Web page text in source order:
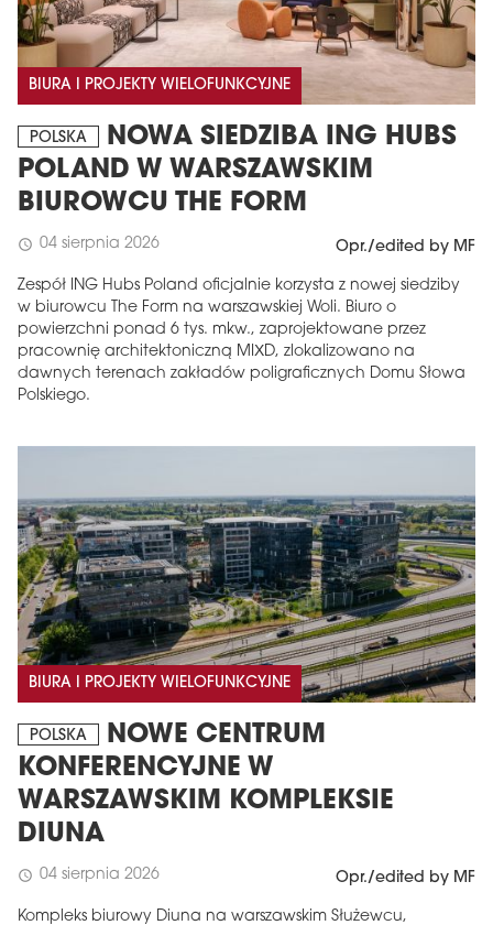
BIURA I PROJEKTY WIELOFUNKCYJNE
POLSKA
NOWA SIEDZIBA ING HUBS
POLAND W WARSZAWSKIM
BIUROWCU THE FORM
schedule 04 sierpnia 2026 Opr./edited by MF
Zespół ING Hubs Poland oficjalnie korzysta z nowej siedziby
w biurowcu The Form na warszawskiej Woli. Biuro o
powierzchni ponad 6 tys. mkw., zaprojektowane przez
pracownię architektoniczną MIXD, zlokalizowano na
dawnych terenach zakładów poligraficznych Domu Słowa
Polskiego.
BIURA I PROJEKTY WIELOFUNKCYJNE
POLSKA
NOWE CENTRUM
KONFERENCYJNE W
WARSZAWSKIM KOMPLEKSIE
DIUNA
schedule 04 sierpnia 2026 Opr./edited by MF
Kompleks biurowy Diuna na warszawskim Służewcu,